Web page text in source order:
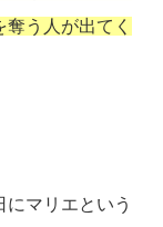
う人が出てく
マリエという